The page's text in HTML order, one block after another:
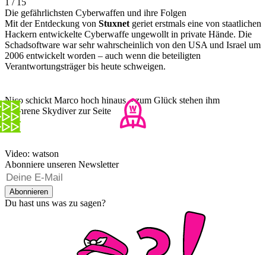
Die gefährlichsten Cyberwaffen und ihre Folgen
Mit der Entdeckung von Stuxnet geriet erstmals eine von staatlichen
Hackern entwickelte Cyberwaffe ungewollt in private Hände. Die
Schadsoftware war sehr wahrscheinlich von den USA und Israel um
2006 entwickelt worden – auch wenn die beteiligten
Verantwortungsträger bis heute schweigen.
Nico schickt Marco hoch hinaus – zum Glück stehen ihm
erfahrene Skydiver zur Seite
Video: watson
Abonniere unseren Newsletter
Abonnieren
Du hast uns was zu sagen?